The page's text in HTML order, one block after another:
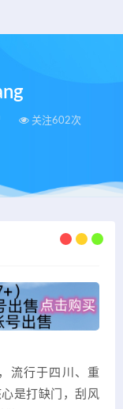
关注602次
流行于四川、重
是打缺门，刮风